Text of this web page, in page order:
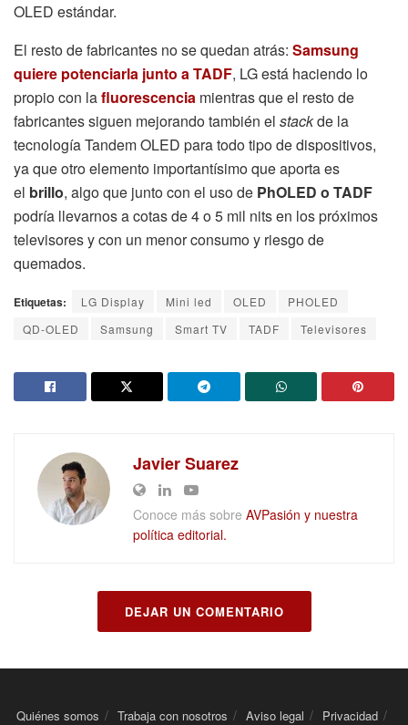
OLED estándar.
El resto de fabricantes no se quedan atrás: Samsung
quiere potenciarla junto a TADF, LG está haciendo lo
propio con lafluorescencia mientras que el resto de
fabricantes siguen mejorando también el stackde la
tecnología Tandem OLED para todo tipo de dispositivos,
ya que otro elemento importantísimo que aporta es
el brillo, algo que junto con el uso de PhOLED o TADF
podría llevarnos a cotas de 4 o 5 mil nits en los próximos
televisores y con un menor consumo y riesgo de
quemados.
Etiquetas: LG Display Mini led OLED
PHOLED
QD-OLED
Samsung Smart TV TADF Televisores
Javier Suarez
Conoce más sobre AVPasión y nuestra
política editorial.
DEJAR UN COMENTARIO
Quiénes somos Trabaja con nosotros Aviso legal Privacidad